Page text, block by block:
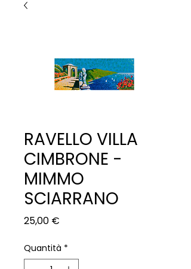
RAVELLO VILLA
CIMBRONE -
MIMMO
SCIARRANO
25,00 €
Quantità *